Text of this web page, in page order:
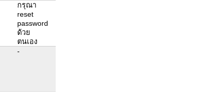
กรุณา
reset
password
ด้วย
ตนเอง
-